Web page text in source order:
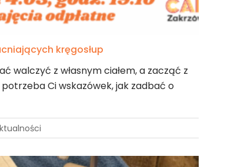
kręgosłup
walczyć z własnym ciałem, a zacząć z
Ci wskazówek, jak zadbać o